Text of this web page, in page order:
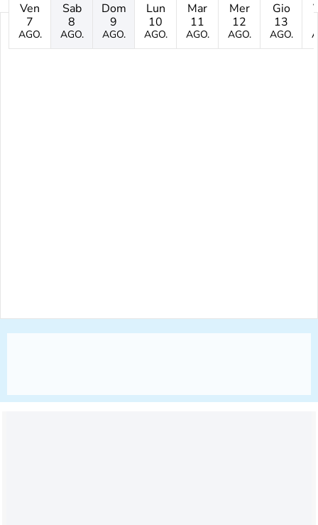
Ven
7
AGO.
Sab
8
AGO.
Dom
9
AGO.
Lun
10
AGO.
Mar
11
AGO.
Mer
12
AGO.
Gio
13
AGO.